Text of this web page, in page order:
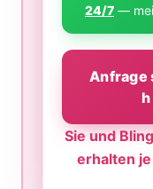
24/7 —
Anfrage
Sie und
erhalten